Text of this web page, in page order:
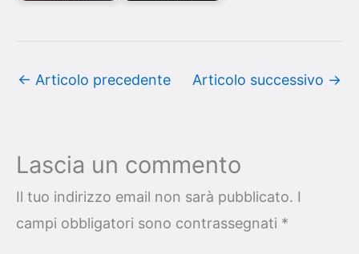
← Articolo precedente Articolo successivo →
Lascia un commento
Il tuo indirizzo email non sarà pubblicato. I
campi obbligatori sono contrassegnati *